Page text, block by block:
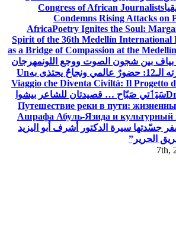
Congress of African Journalists
Condemns Rising Attacks on
AfricaPoetry Ignites the Soul:
Spirit of the 36th Medellín International
as a Bridge of Compassion at the
بين شجون الصوت ووجع اللونمهرجان
يحتذى به
Un
Viaggio che Diventa Civiltà: Il Progetto
سَيَٲتي صَبّاح … قصيدتان للشاعر بيشوا
Путешествие реки в пути:
Ашрафа Абуль-Язида и
جسّدتها سيرة الدكتور أشرف أبو اليزيد
الحرير”